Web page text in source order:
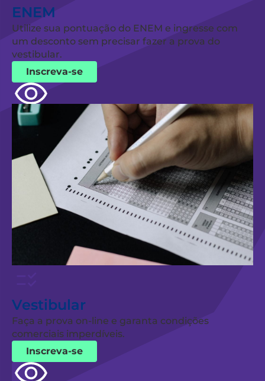
ENEM
Utilize sua pontuação do ENEM e ingresse com
um desconto sem precisar fazer a prova do
vestibular.
Inscreva-se
Vestibular
Faça a prova on-line e garanta condições
comerciais imperdíveis.
Inscreva-se